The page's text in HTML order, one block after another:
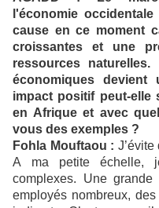
l'économie
cause en ce moment
croissantes et une
ressources
économiques devient
impact positif peut-elle
en Afrique et avec
vous des exemples ?
Fohla Mouftaou :
A ma petite échelle,
complexes. Une
employés nombreux,